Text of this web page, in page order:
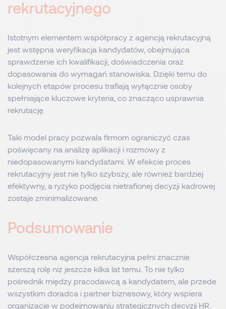
rekrutacyjnego
Istotnym elementem współpracy z agencją rekrutacyjną
jest wstępna weryfikacja kandydatów, obejmująca
sprawdzenie ich kwalifikacji, doświadczenia oraz
dopasowania do wymagań stanowiska. Dzięki temu do
kolejnych etapów procesu trafiają wyłącznie osoby
spełniające kluczowe kryteria, co znacząco usprawnia
rekrutację.
Taki model pracy pozwala firmom ograniczyć czas
poświęcany na analizę aplikacji i rozmowy z
niedopasowanymi kandydatami. W efekcie proces
rekrutacyjny jest nie tylko szybszy, ale również bardziej
efektywny, a ryzyko podjęcia nietrafionej decyzji kadrowej
zostaje zminimalizowane.
Podsumowanie
Współczesna agencja rekrutacyjna pełni znacznie
szerszą rolę niż jeszcze kilka lat temu. To nie tylko
pośrednik między pracodawcą a kandydatem, ale przede
wszystkim doradca i partner biznesowy, który wspiera
organizacje w podejmowaniu strategicznych decyzji HR.